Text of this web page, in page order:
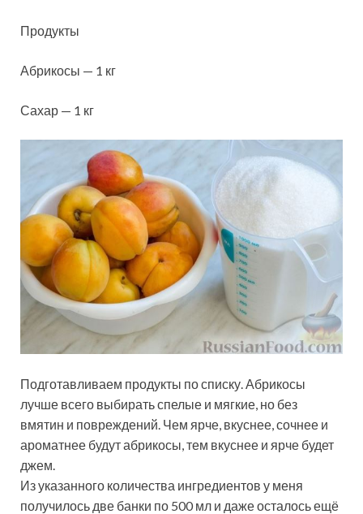
Продукты
Абрикосы — 1 кг
Сахар — 1 кг
Подготавливаем продукты по списку. Абрикосы
лучше всего выбирать спелые и мягкие, но без
вмятин и повреждений. Чем ярче, вкуснее, сочнее и
ароматнее будут абрикосы, тем вкуснее и ярче будет
джем.
Из указанного количества ингредиентов у меня
получилось две банки по 500 мл и даже осталось ещё